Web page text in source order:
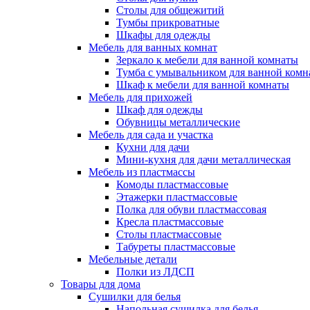
Столы для общежитий
Тумбы прикроватные
Шкафы для одежды
Мебель для ванных комнат
Зеркало к мебели для ванной комнаты
Тумба с умывальником для ванной
Шкаф к мебели для ванной комнаты
Мебель для прихожей
Шкаф для одежды
Обувницы металлические
Мебель для сада и участка
Кухни для дачи
Мини-кухня для дачи металлическая
Мебель из пластмассы
Комоды пластмассовые
Этажерки пластмассовые
Полка для обуви пластмассовая
Кресла пластмассовые
Столы пластмассовые
Табуреты пластмассовые
Мебельные детали
Полки из ЛДСП
Товары для дома
Сушилки для белья